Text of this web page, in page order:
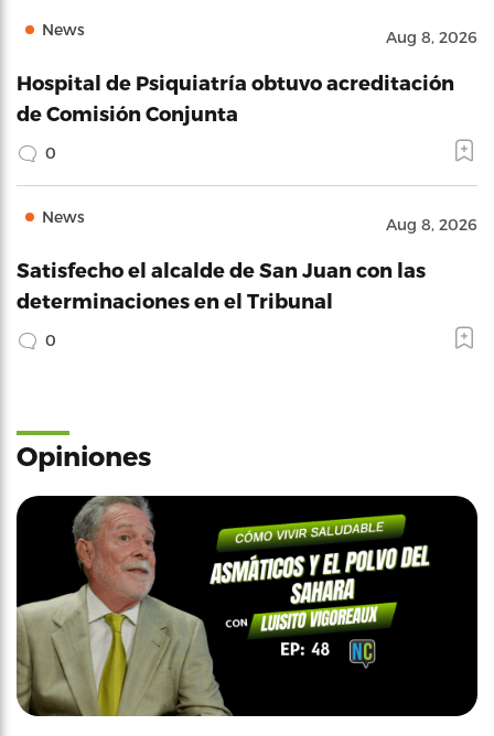
News Aug 8, 2026
Hospital de Psiquiatría obtuvo acreditación
de Comisión Conjunta
0
News Aug 8, 2026
Satisfecho el alcalde de San Juan con las
determinaciones en el Tribunal
0
Opiniones